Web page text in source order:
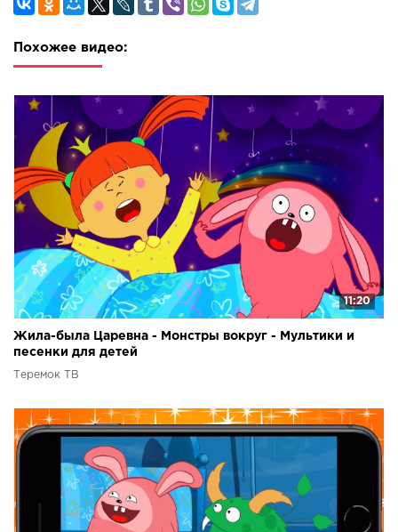
Похожее видео:
11:20
Жила-была Царевна - Монстры вокруг - Мультики и
песенки для детей
Теремок ТВ